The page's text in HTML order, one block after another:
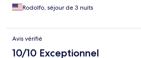
Rodolfo, séjour de 3 nuits
Avis vérifié
10/10 Exceptionnel